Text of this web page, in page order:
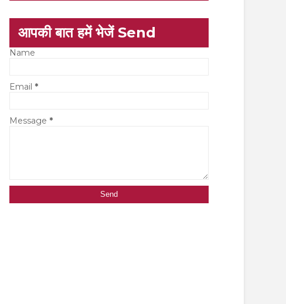
आपकी बात हमें भेजें Send
Name
Email *
Message *